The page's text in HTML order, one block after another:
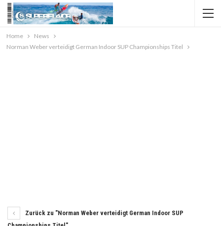
Home
News
Norman Weber verteidigt German Indoor SUP Championships Titel
Zurück zu "Norman Weber verteidigt German Indoor SUP